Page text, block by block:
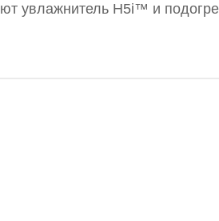
увлажнитель H5i™ и
— 1 год. Бренд: Resmed.